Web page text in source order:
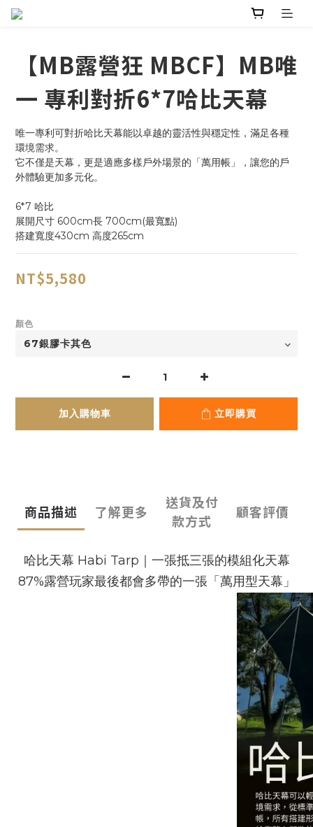
【MB露營狂 MBCF】MB唯
一 專利對折6*7哈比天幕
唯一專利可對折哈比天幕能以卓越的靈活性與穩定性，滿足各種
環境需求。
它不僅是天幕，更是適應多樣戶外場景的「萬用帳」，讓您的戶
外體驗更加多元化。
6*7 哈比
展開尺寸 600cm長 700cm(最寬點)
搭建寬度430cm 高度265cm
NT$5,580
顏色
加入購物車 立即購買
商品描述 了解更多
送貨及付
款方式
顧客評價
哈比天幕 Habi Tarp｜一張抵三張的模組化天幕
87%露營玩家最後都會多帶的一張「萬用型天幕」